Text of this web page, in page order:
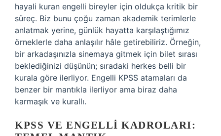
hayali kuran engelli bireyler için oldukça kritik bir
süreç. Biz bunu çoğu zaman akademik terimlerle
anlatmak yerine, günlük hayatta karşılaştığımız
örneklerle daha anlaşılır hâle getirebiliriz. Örneğin,
bir arkadaşınızla sinemaya gitmek için bilet sırası
beklediğinizi düşünün; sıradaki herkes belli bir
kurala göre ilerliyor. Engelli KPSS atamaları da
benzer bir mantıkla ilerliyor ama biraz daha
karmaşık ve kurallı.
KPSS VE ENGELLI KADROLARI: